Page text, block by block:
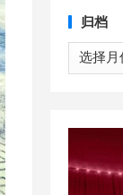
归档
归